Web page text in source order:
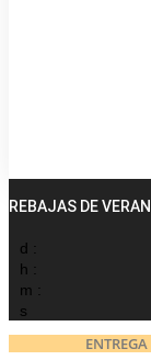
REBAJAS DE
d :
h :
m :
s